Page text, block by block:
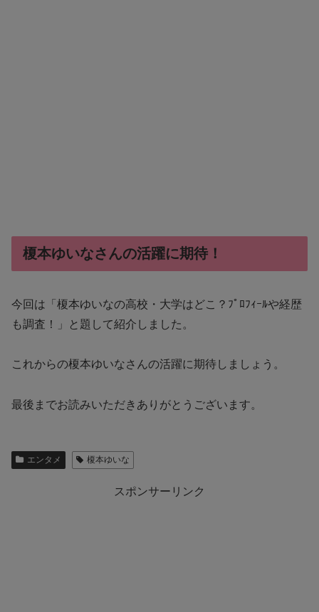
榎本ゆいなさんの活躍に期待！
今回は「榎本ゆいなの高校・大学はどこ？ﾌﾟﾛﾌｨｰﾙや経歴
も調査！」と題して紹介しました。
これからの榎本ゆいなさんの活躍に期待しましょう。
最後までお読みいただきありがとうございます。
エンタメ 榎本ゆいな
スポンサーリンク